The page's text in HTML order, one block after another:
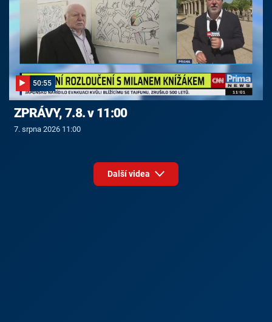
50:55
ZPRÁVY, 7.8. v 11:00
7. srpna 2026 11:00
Další videa